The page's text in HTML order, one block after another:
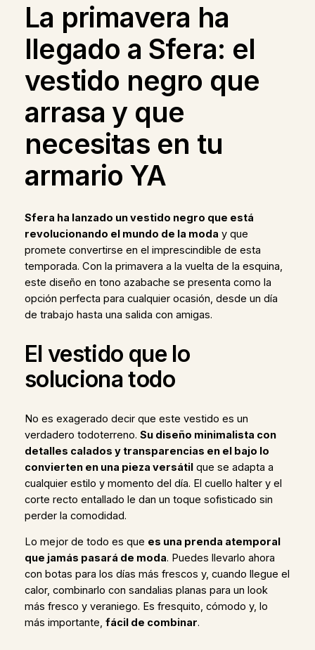
La primavera ha
llegado a Sfera: el
vestido negro que
arrasa y que
necesitas en tu
armario YA
Sfera ha lanzado un vestido negro que está
revolucionando el mundo de la moda y que
promete convertirse en el imprescindible de esta
temporada. Con la primavera a la vuelta de la esquina,
este diseño en tono azabache se presenta como la
opción perfecta para cualquier ocasión, desde un día
de trabajo hasta una salida con amigas.
El vestido que lo
soluciona todo
No es exagerado decir que este vestido es un
verdadero todoterreno. Su diseño minimalista con
detalles calados y transparencias en el bajo lo
convierten en una pieza versátilque se adapta a
cualquier estilo y momento del día. El cuello halter y el
corte recto entallado le dan un toque sofisticado sin
perder la comodidad.
Lo mejor de todo es que es una prenda atemporal
que jamás pasará de moda. Puedes llevarlo ahora
con botas para los días más frescos y, cuando llegue el
calor, combinarlo con sandalias planas para un look
más fresco y veraniego. Es fresquito, cómodo y, lo
más importante, fácil de combinar.